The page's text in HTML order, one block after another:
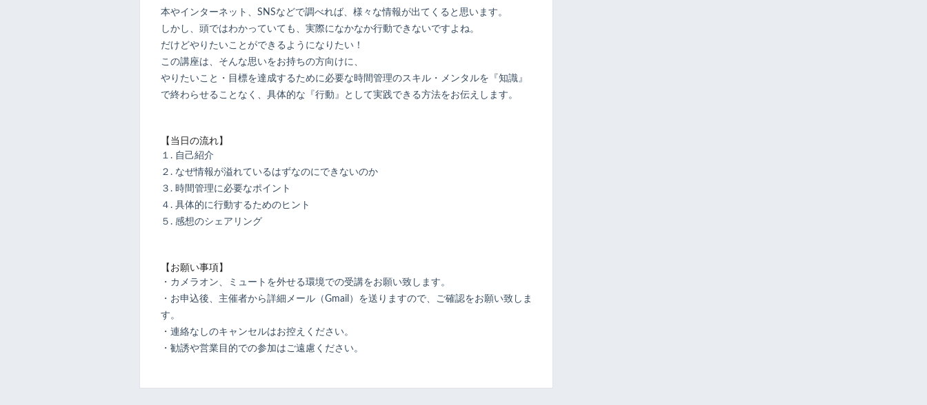
本やインターネット、SNSなどで調べれば、様々な情報が出てくると思います。
しかし、頭ではわかっていても、実際になかなか行動できないですよね。
だけどやりたいことができるようになりたい！
この講座は、そんな思いをお持ちの方向けに、
やりたいこと・目標を達成するために必要な時間管理のスキル・メンタルを『知識』
で終わらせることなく、具体的な『行動』として実践できる方法をお伝えします。
【当日の流れ】
１. 自己紹介
２. なぜ情報が溢れているはずなのにできないのか
３. 時間管理に必要なポイント
４. 具体的に行動するためのヒント
５. 感想のシェアリング
【お願い事項】
・カメラオン、ミュートを外せる環境での受講をお願い致します。
・お申込後、主催者から詳細メール（Gmail）を送りますので、ご確認をお願い致しま
す。
・連絡なしのキャンセルはお控えください。
・勧誘や営業目的での参加はご遠慮ください。